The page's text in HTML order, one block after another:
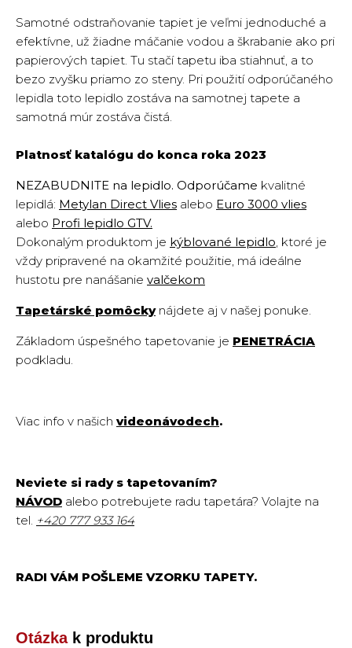
Samotné odstraňovanie tapiet je veľmi jednoduché a
efektívne, už žiadne máčanie vodou a škrabanie ako pri
papierových tapiet. Tu stačí tapetu iba stiahnuť, a to
bezo zvyšku priamo zo steny. Pri použití odporúčaného
lepidla toto lepidlo zostáva na samotnej tapete a
samotná múr zostáva čistá.
Platnosť katalógu do konca roka 2023
NEZABUDNITE na lepidlo. Odporúčame kvalitné
lepidlá: Metylan Direct Vlies alebo Euro 3000 vlies
alebo Profi lepidlo GTV.
Dokonalým produktom je kýblované lepidlo, ktoré je
vždy pripravené na okamžité použitie, má ideálne
hustotu pre nanášanie valčekom
Tapetárské pomôcky nájdete aj v našej ponuke.
Základom úspešného tapetovanie je PENETRÁCIA
podkladu.
Viac info v našich videonávodech.
Neviete si rady s tapetovaním?
NÁVOD alebo potrebujete radu tapetára? Volajte na
tel. +420 777 933 164
RADI VÁM POŠLEME VZORKU TAPETY.
Otázkak produktu